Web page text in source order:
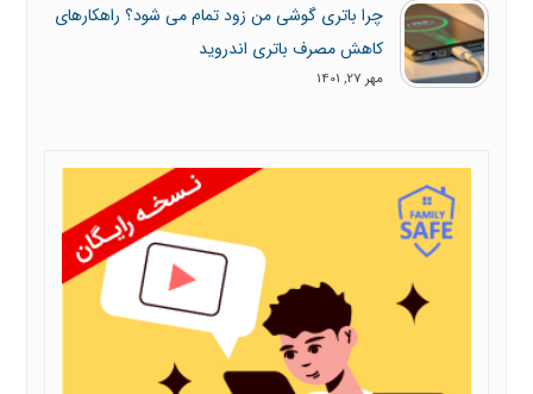
چرا باتری گوشی من زود تمام می شود؟ راهکارهای
کاهش مصرف باتری اندروید
مهر 27, 1401